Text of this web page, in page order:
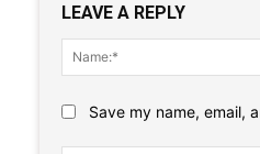
LEAVE A REPLY
Save my name, email,